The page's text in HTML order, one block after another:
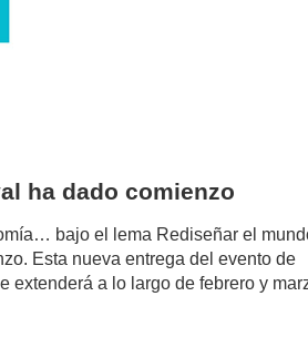
ha dado comienzo
bajo el lema Rediseñar el
Esta nueva entrega del evento de
extenderá a lo largo de febrero y